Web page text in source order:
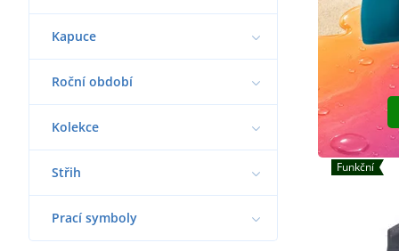
Kapuce
Roční období
Kolekce
Střih
Prací symboly
Funkční